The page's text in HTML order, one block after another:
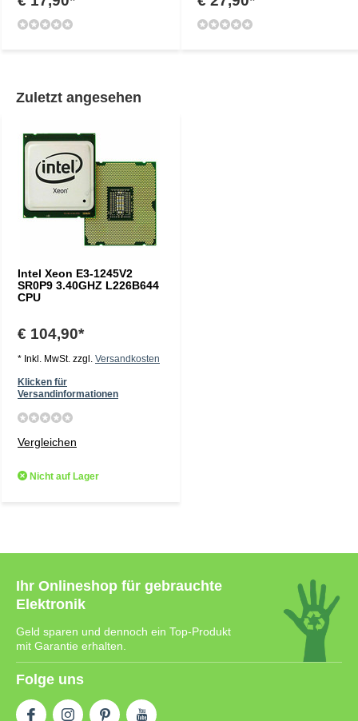
Zuletzt angesehen
Intel Xeon E3-1245V2
SR0P9 3.40GHZ L226B644
CPU
€ 104,90*
* Inkl. MwSt. zzgl. Versandkosten
Klicken für
Versandinformationen
Vergleichen
Nicht auf Lager
Ihr Onlineshop für gebrauchte
Elektronik
Geld sparen und dennoch ein Top-Produkt
mit Garantie erhalten.
Folge uns